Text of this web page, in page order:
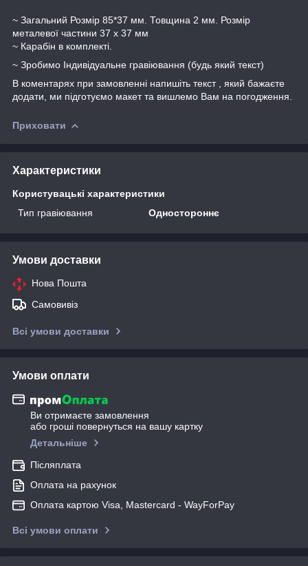
~ Загальний Розмір 85*37 мм. Товщина 2 мм. Розмір
металевої частини 37 х 37 мм
~ Карабін в комплекті.
~ Зробимо Індивідуальне гравіювання (будь який текст)
В коментарях при замовленні напишіть текст , який бажаєте
додати, ми підготуємо макет та вишлемо Вам на погодження.
Приховати
Характеристики
Користувацькi характеристики
Тип гравіювання
Одностороннє
Умови доставки
Нова Пошта
Самовивіз
Всі умови доставки
Умови оплати
Ви отримаєте замовлення
або гроші повернуться на вашу картку
Детальніше
Післяплата
Оплата на рахунок
Оплата картою Visa, Mastercard - WayForPay
Всі умови оплати